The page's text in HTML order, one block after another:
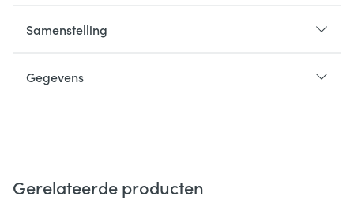
Samenstelling
Gegevens
Gerelateerde producten